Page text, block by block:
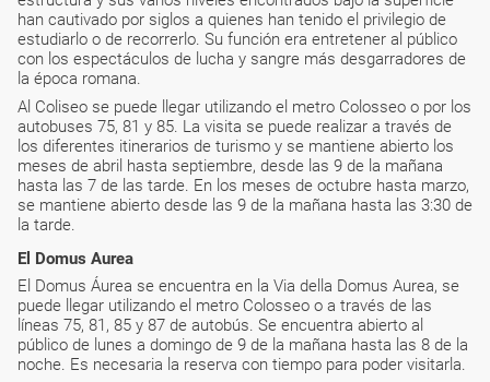
han cautivado por siglos a quienes han tenido el privilegio de
estudiarlo o de recorrerlo. Su función era entretener al público
con los espectáculos de lucha y sangre más desgarradores de
la época romana.
Al Coliseo se puede llegar utilizando el metro Colosseo o por los
autobuses 75, 81 y 85. La visita se puede realizar a través de
los diferentes itinerarios de turismo y se mantiene abierto los
meses de abril hasta septiembre, desde las 9 de la mañana
hasta las 7 de las tarde. En los meses de octubre hasta marzo,
se mantiene abierto desde las 9 de la mañana hasta las 3:30 de
la tarde.
El Domus Aurea
El Domus Áurea se encuentra en la Via della Domus Aurea, se
puede llegar utilizando el metro Colosseo o a través de las
líneas 75, 81, 85 y 87 de autobús. Se encuentra abierto al
público de lunes a domingo de 9 de la mañana hasta las 8 de la
noche. Es necesaria la reserva con tiempo para poder visitarla.